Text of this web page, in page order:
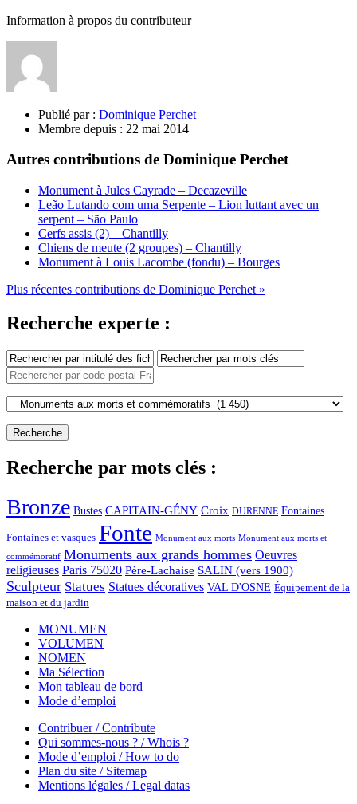
Information à propos du contributeur
Publié par : Dominique Perchet
Membre depuis : 22 mai 2014
Autres contributions de Dominique Perchet
Monument à Jules Cayrade – Decazeville
Leão Lutando com uma Serpente – Lion luttant avec un
serpent – São Paulo
Cerfs assis (2) – Chantilly
Chiens de meute (2 groupes) – Chantilly
Monument à Louis Lacombe (fondu) – Bourges
Plus récentes contributions de Dominique Perchet »
Recherche experte :
Recherche par mots clés :
Bronze Bustes CAPITAIN-GÉNY Croix DURENNE Fontaines
Fontaines et vasques Fonte Monument aux morts Monument aux morts et
commémoratif Monuments aux grands hommes Oeuvres
religieuses Paris 75020 Père-Lachaise SALIN (vers 1900)
Sculpteur Statues Statues décoratives VAL D'OSNE Équipement de la
maison et du jardin
MONUMEN
VOLUMEN
NOMEN
Ma Sélection
Mon tableau de bord
Mode d’emploi
Contribuer / Contribute
Qui sommes-nous ? / Whois ?
Mode d’emploi / How to do
Plan du site / Sitemap
Mentions légales / Legal datas